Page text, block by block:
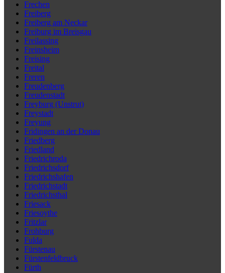
Frechen
Freiberg
Freiberg am Neckar
Freiburg im Breisgau
Freilassing
Freinsheim
Freising
Freital
Freren
Freudenberg
Freudenstadt
Freyburg (Unstrut)
Freystadt
Freyung
Fridingen an der Donau
Friedberg
Friedland
Friedrichroda
Friedrichsdorf
Friedrichshafen
Friedrichstadt
Friedrichsthal
Friesack
Friesoythe
Fritzlar
Frohburg
Fulda
Fürstenau
Fürstenfeldbruck
Fürth